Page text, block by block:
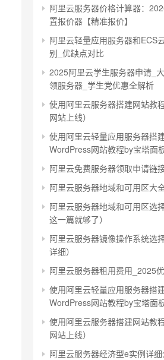
阿里云服务器价格计算器：
置报价器【精准报价】
阿里云轻量应用服务器和ECS
别_优缺点对比
2025阿里云学生服务器申请_
领服务器_学生党优惠全解析
使用阿里云服务器搭建网站教
网站上线）
使用阿里云轻量应用服务器搭
WordPress网站教程by宝塔面
阿里云免费服务器领取申请链
阿里云服务器地域和可用区大
阿里云服务器地域和可用区选
这一篇就够了）
阿里云服务器镜像操作系统选
详细）
阿里云服务器租用费用_2025
使用阿里云轻量应用服务器搭
WordPress网站教程by宝塔面
使用阿里云服务器搭建网站教
网站上线）
阿里云服务器经济型e实例详